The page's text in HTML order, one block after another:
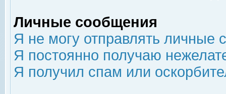
Личные сообщения
Я не могу отправлять личные
Я постоянно получаю
Я получил спам или